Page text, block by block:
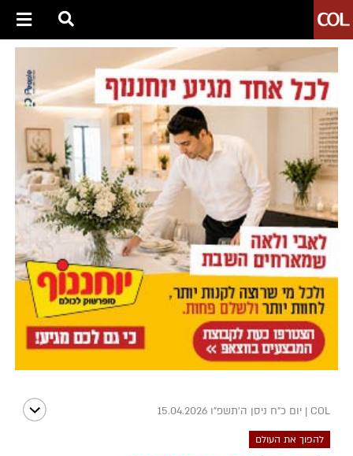
COL
| יום כ"ח ניסן ה׳תשפ״ו 15.04.2026
להפוך את העולם